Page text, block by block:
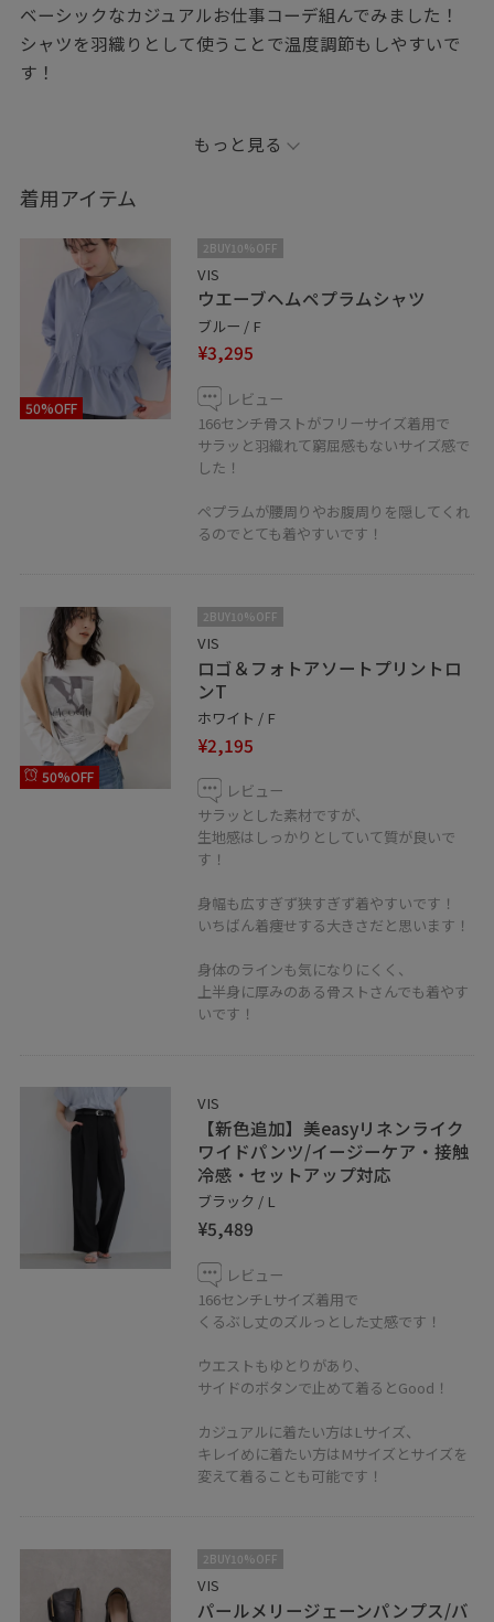
ベーシックなカジュアルお仕事コーデ組んでみました！
シャツを羽織りとして使うことで温度調節もしやすいで
す！
投稿やスタッフをハートボタンからお気に入り追加して
いただくと、【お気に入り】タブから投稿をご覧頂きや
すくなります！
ぜひお試しください❤️
LINEで在庫のお問い合わせや商品、コーディネートのご
相談など是非お気軽にお問い合わせくださいませ。
LINEでラゾーナ川崎VISスタッフにご相談は【友だち追
加】をタップ！！
もっと見る
着用アイテム
50%OFF
2BUY10%OFF
VIS
ウエーブヘムペプラムシャツ
ブルー / F
¥3,295
レビュー
166センチ骨ストがフリーサイズ着用で
サラッと羽織れて窮屈感もないサイズ感で
した！
ペプラムが腰周りやお腹周りを隠してくれ
るのでとても着やすいです！
50%OFF
2BUY10%OFF
VIS
ロゴ＆フォトアソートプリントロ
ンT
ホワイト / F
¥2,195
レビュー
サラッとした素材ですが、
生地感はしっかりとしていて質が良いで
す！
身幅も広すぎず狭すぎず着やすいです！
いちばん着痩せする大きさだと思います！
身体のラインも気になりにくく、
上半身に厚みのある骨ストさんでも着やす
いです！
VIS
【新色追加】美easyリネンライク
ワイドパンツ/イージーケア・接触
冷感・セットアップ対応
ブラック / L
¥5,489
レビュー
166センチLサイズ着用で
くるぶし丈のズルっとした丈感です！
ウエストもゆとりがあり、
サイドのボタンで止めて着るとGood！
カジュアルに着たい方はLサイズ、
キレイめに着たい方はMサイズとサイズを
変えて着ることも可能です！
2BUY10%OFF
VIS
パールメリージェーンパンプス/バ